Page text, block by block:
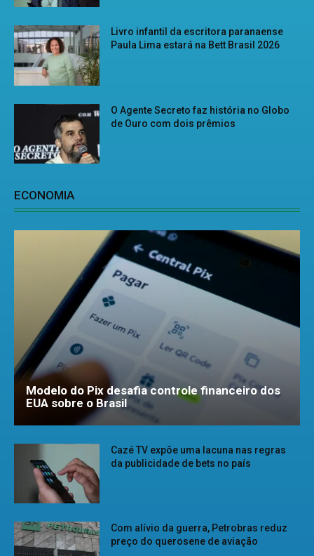
Livro infantil da escritora paranaense
Paula Lima estará na Bett Brasil 2026
O Agente Secreto faz história no Globo
de Ouro com dois prêmios
ECONOMIA
Modelo do Pix desafia controle financeiro dos
EUA sobre o Brasil
Cazé TV expõe uma lacuna nas regras
da publicidade de bets no país
Com alívio da guerra, Petrobras reduz
preço do querosene de aviação